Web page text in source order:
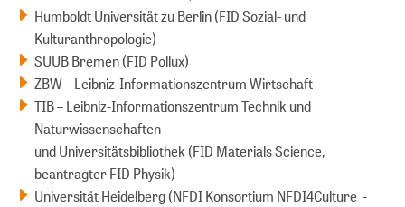
Humboldt Universität zu Berlin (FID Sozial- und
Kulturanthropologie)
SUUB Bremen (FID Pollux)
ZBW – Leibniz-Infor­mations­zentrum Wirtschaft
TIB – Leibniz-Informationszentrum Technik und
Naturwissenschaften
und Universitätsbibliothek (FID Materials Science,
beantragter FID Physik)
Universität Heidelberg (NFDI Konsortium NFDI4Culture -